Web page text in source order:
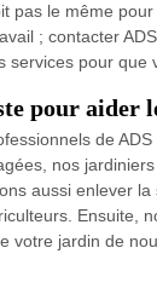
pas le même
; contacter
services pour que
pour aider
de
nos
aussi enlever
Ensuite,
votre jardin de